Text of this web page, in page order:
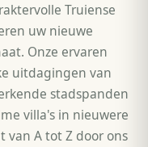
Truiense
uw nieuwe
Onze ervaren
uitdagingen van
stadspanden
villa's in nieuwere
van A tot Z door ons